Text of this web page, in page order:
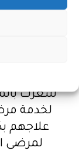
المصابين
التجارب
الله
شعرت
لخدمة
علاجهم
لمرضى